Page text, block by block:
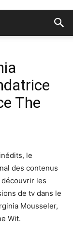
The
le
des contenus
les
de tv dans le
Mousseler,
Wit.